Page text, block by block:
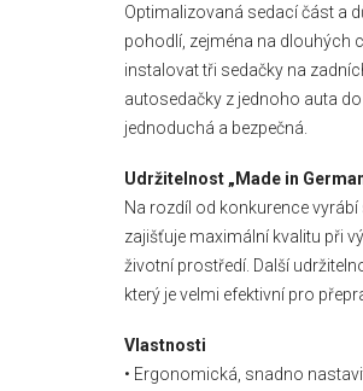
Optimalizovaná sedací část a
pohodlí, zejména na dlouhých
instalovat tři sedačky na
autosedačky z jednoho auta
jednoduchá a bezpečná.
Udržitelnost „Made in
Na rozdíl od konkurence
zajišťuje maximální kvalitu při
životní prostředí. Další
který je velmi efektivní pro
Vlastnosti
• Ergonomická, snadno